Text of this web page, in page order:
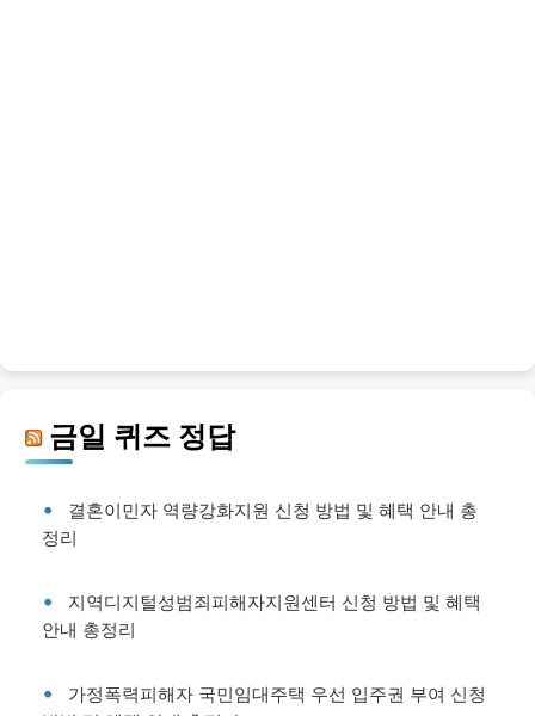
금일 퀴즈 정답
결혼이민자 역량강화지원 신청 방법 및 혜택 안내 총
정리
지역디지털성범죄피해자지원센터 신청 방법 및 혜택
안내 총정리
가정폭력피해자 국민임대주택 우선 입주권 부여 신청